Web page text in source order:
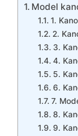
Model
1.
2.
3.
4.
5.
6.
7.
8.
9.